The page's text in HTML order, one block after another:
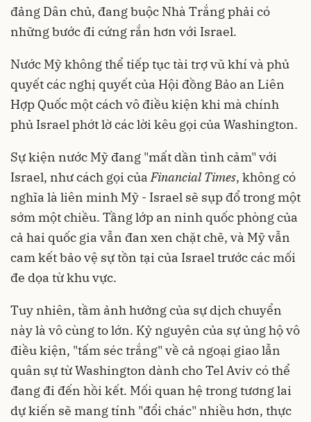
đảng Dân chủ, đang buộc Nhà Trắng phải có
những bước đi cứng rắn hơn với Israel.
Nước Mỹ không thể tiếp tục tài trợ vũ khí và phủ
quyết các nghị quyết của Hội đồng Bảo an Liên
Hợp Quốc một cách vô điều kiện khi mà chính
phủ Israel phớt lờ các lời kêu gọi của Washington.
Sự kiện nước Mỹ đang "mất dần tình cảm" với
Israel, như cách gọi củaFinancial Times, không có
nghĩa là liên minh Mỹ - Israel sẽ sụp đổ trong một
sớm một chiều. Tầng lớp an ninh quốc phòng của
cả hai quốc gia vẫn đan xen chặt chẽ, và Mỹ vẫn
cam kết bảo vệ sự tồn tại của Israel trước các mối
đe dọa từ khu vực.
Tuy nhiên, tầm ảnh hưởng của sự dịch chuyển
này là vô cùng to lớn. Kỷ nguyên của sự ủng hộ vô
điều kiện, "tấm séc trắng" về cả ngoại giao lẫn
quân sự từ Washington dành cho Tel Aviv có thể
đang đi đến hồi kết. Mối quan hệ trong tương lai
dự kiến sẽ mang tính "đổi chác" nhiều hơn, thực